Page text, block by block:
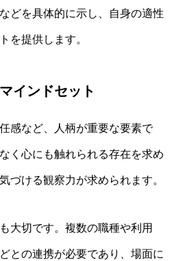
どを具体的に示し、自身の適性
を提供します。
インドセット
感など、人柄が重要な要素で
く心にも触れられる存在を求め
づける観察力が求められます。
大切です。複数の職種や利用
との連携が必要であり、場面に